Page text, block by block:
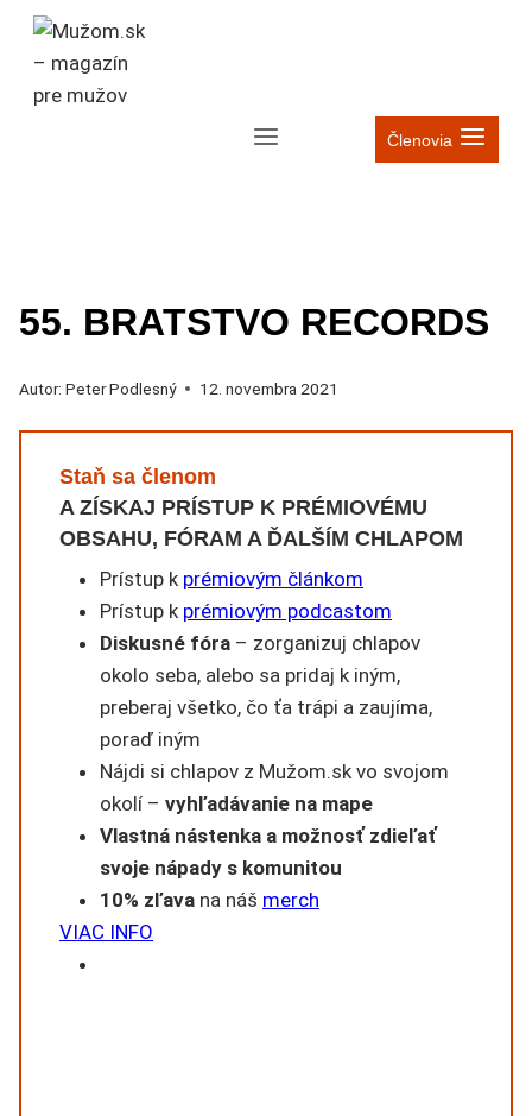
Skip
content
Členovia
55. BRATSTVO RECORDS
Autor: Peter Podlesný 12. novembra 2021
Staň sa členom
A ZÍSKAJ PRÍSTUP K PRÉMIOVÉMU
OBSAHU, FÓRAM A ĎALŠÍM CHLAPOM
Prístup k prémiovým článkom
Prístup k prémiovým podcastom
Diskusné fóra – zorganizuj chlapov
okolo seba, alebo sa pridaj k iným,
preberaj všetko, čo ťa trápi a zaujíma,
poraď iným
Nájdi si chlapov z Mužom.sk vo svojom
okolí – vyhľadávanie na mape
Vlastná nástenka a možnosť zdieľať
svoje nápady s komunitou
10% zľava na náš merch
VIAC INFO